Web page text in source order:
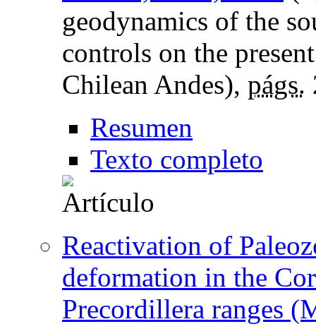
geodynamics of the
controls on the
Chilean Andes), págs.
Resumen
Texto completo
Reactivation of
deformation in the
Precordillera ranges